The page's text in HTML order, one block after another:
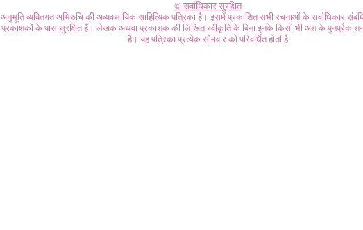
© सर्वाधिकार सुरक्षित
अनुभूति व्यक्तिगत अभिरुचि की अव्यवसायिक साहित्यिक पत्रिका है। इसमें प्रकाशित सभी रचनाओं के सर्वाधिकार
प्रकाशकों के पास सुरक्षित हैं। लेखक अथवा प्रकाशक की लिखित स्वीकृति के बिना इनके किसी भी अंश के
है। यह पत्रिका प्रत्येक सोमवार को परिवर्धित होती है